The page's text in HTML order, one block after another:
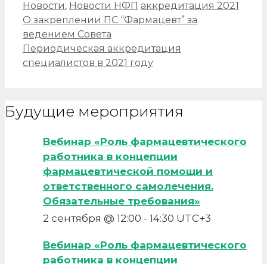
Рубрики
Новости, Новости НФП Метки
аккредитация 2021
Навигация
записи
О закреплении ПС “Фармацевт” за
ведением Совета
Периодическая аккредитация
специалистов в 2021 году
Будущие мероприятия
Вебинар «Роль фармацевтического
работника в концепции
фармацевтической помощи и
ответственного самолечения.
Обязательные требования»
2 сентября @ 12:00 - 14:30 UTC+3
Вебинар «Роль фармацевтического
работника в концепции